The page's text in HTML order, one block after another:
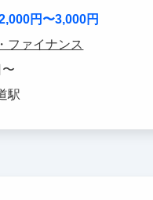
円〜3,000円
ファイナンス
駅